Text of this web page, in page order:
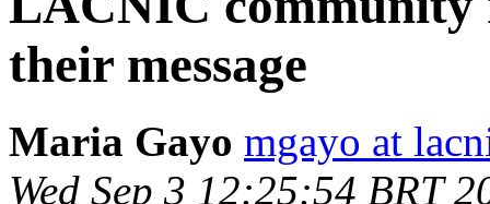
their message
Maria Gayo mgayo at
Wed Sep 3 12:25:54 BRT